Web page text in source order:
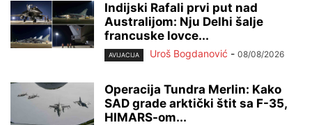
Indijski Rafali prvi put nad
Australijom: Nju Delhi šalje
francuske lovce...
AVIJACIJA Uroš Bogdanović - 08/08/2026
Operacija Tundra Merlin: Kako
SAD grade arktički štit sa F-35,
HIMARS-om...